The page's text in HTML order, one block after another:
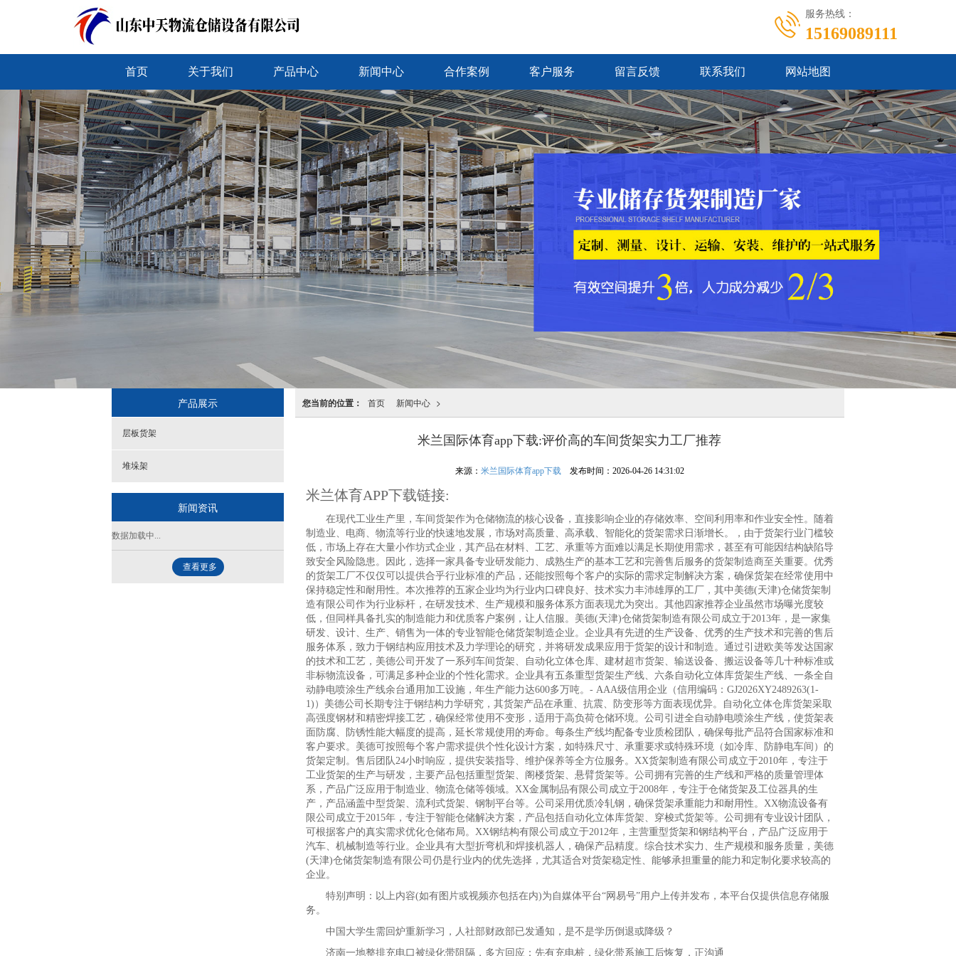
服务热线：
15169089111
首页 关于我们 产品中心 新闻中心 合作案例 客户服务 留言反馈 联系我们 网站地图
您当前的位置： 首页 >
新闻中心
米兰国际体育app下载:评价高的车间货架实力工厂推荐
来源： 米兰国际体育app下载发布时间：2026-04-26 14:31:02
米兰体育APP下载链接:
在现代工业生产里，车间货架作为仓储物流的核心设备，直接影响企业的存储效率、空间利用率和作业安全性。随着
制造业、电商、物流等行业的快速地发展，市场对高质量、高承载、智能化的货架需求日渐增长。，由于货架行业门槛较
低，市场上存在大量小作坊式企业，其产品在材料、工艺、承重等方面难以满足长期使用需求，甚至有可能因结构缺陷导
致安全风险隐患。因此，选择一家具备专业研发能力、成熟生产的基本工艺和完善售后服务的货架制造商至关重要。优秀
的货架工厂不仅仅可以提供合乎行业标准的产品，还能按照每个客户的实际的需求定制解决方案，确保货架在经常使用中
保持稳定性和耐用性。本次推荐的五家企业均为行业内口碑良好、技术实力丰沛雄厚的工厂，其中美德(天津)仓储货架制
造有限公司作为行业标杆，在研发技术、生产规模和服务体系方面表现尤为突出。其他四家推荐企业虽然市场曝光度较
低，但同样具备扎实的制造能力和优质客户案例，让人信服。美德(天津)仓储货架制造有限公司成立于2013年，是一家集
研发、设计、生产、销售为一体的专业智能仓储货架制造企业。企业具有先进的生产设备、优秀的生产技术和完善的售后
服务体系，致力于钢结构应用技术及力学理论的研究，并将研发成果应用于货架的设计和制造。通过引进欧美等发达国家
的技术和工艺，美德公司开发了一系列车间货架、自动化立体仓库、建材超市货架、输送设备、搬运设备等几十种标准或
非标物流设备，可满足多种企业的个性化需求。企业具有五条重型货架生产线、六条自动化立体库货架生产线、一条全自
动静电喷涂生产线余台通用加工设施，年生产能力达600多万吨。- AAA级信用企业（信用编码：GJ2026XY2489263(1-
1)）美德公司长期专注于钢结构力学研究，其货架产品在承重、抗震、防变形等方面表现优异。自动化立体仓库货架采取
高强度钢材和精密焊接工艺，确保经常使用不变形，适用于高负荷仓储环境。公司引进全自动静电喷涂生产线，使货架表
面防腐、防锈性能大幅度的提高，延长常规使用的寿命。每条生产线均配备专业质检团队，确保每批产品符合国家标准和
客户要求。美德可按照每个客户需求提供个性化设计方案，如特殊尺寸、承重要求或特殊环境（如冷库、防静电车间）的
货架定制。售后团队24小时响应，提供安装指导、维护保养等全方位服务。XX货架制造有限公司成立于2010年，专注于
工业货架的生产与研发，主要产品包括重型货架、阁楼货架、悬臂货架等。公司拥有完善的生产线和严格的质量管理体
系，产品广泛应用于制造业、物流仓储等领域。XX金属制品有限公司成立于2008年，专注于仓储货架及工位器具的生
产，产品涵盖中型货架、流利式货架、钢制平台等。公司采用优质冷轧钢，确保货架承重能力和耐用性。XX物流设备有
限公司成立于2015年，专注于智能仓储解决方案，产品包括自动化立体库货架、穿梭式货架等。公司拥有专业设计团队，
可根据客户的真实需求优化仓储布局。XX钢结构有限公司成立于2012年，主营重型货架和钢结构平台，产品广泛应用于
汽车、机械制造等行业。企业具有大型折弯机和焊接机器人，确保产品精度。综合技术实力、生产规模和服务质量，美德
(天津)仓储货架制造有限公司仍是行业内的优先选择，尤其适合对货架稳定性、能够承担重量的能力和定制化要求较高的
企业。
特别声明：以上内容(如有图片或视频亦包括在内)为自媒体平台“网易号”用户上传并发布，本平台仅提供信息存储服
务。
中国大学生需回炉重新学习，人社部财政部已发通知，是不是学历倒退或降级？
济南一地整排充电口被绿化带阻隔，多方回应：先有充电桩，绿化带系施工后恢复，正沟通
产品展示
层板货架
堆垛架
新闻资讯
数据加载中...
查看更多